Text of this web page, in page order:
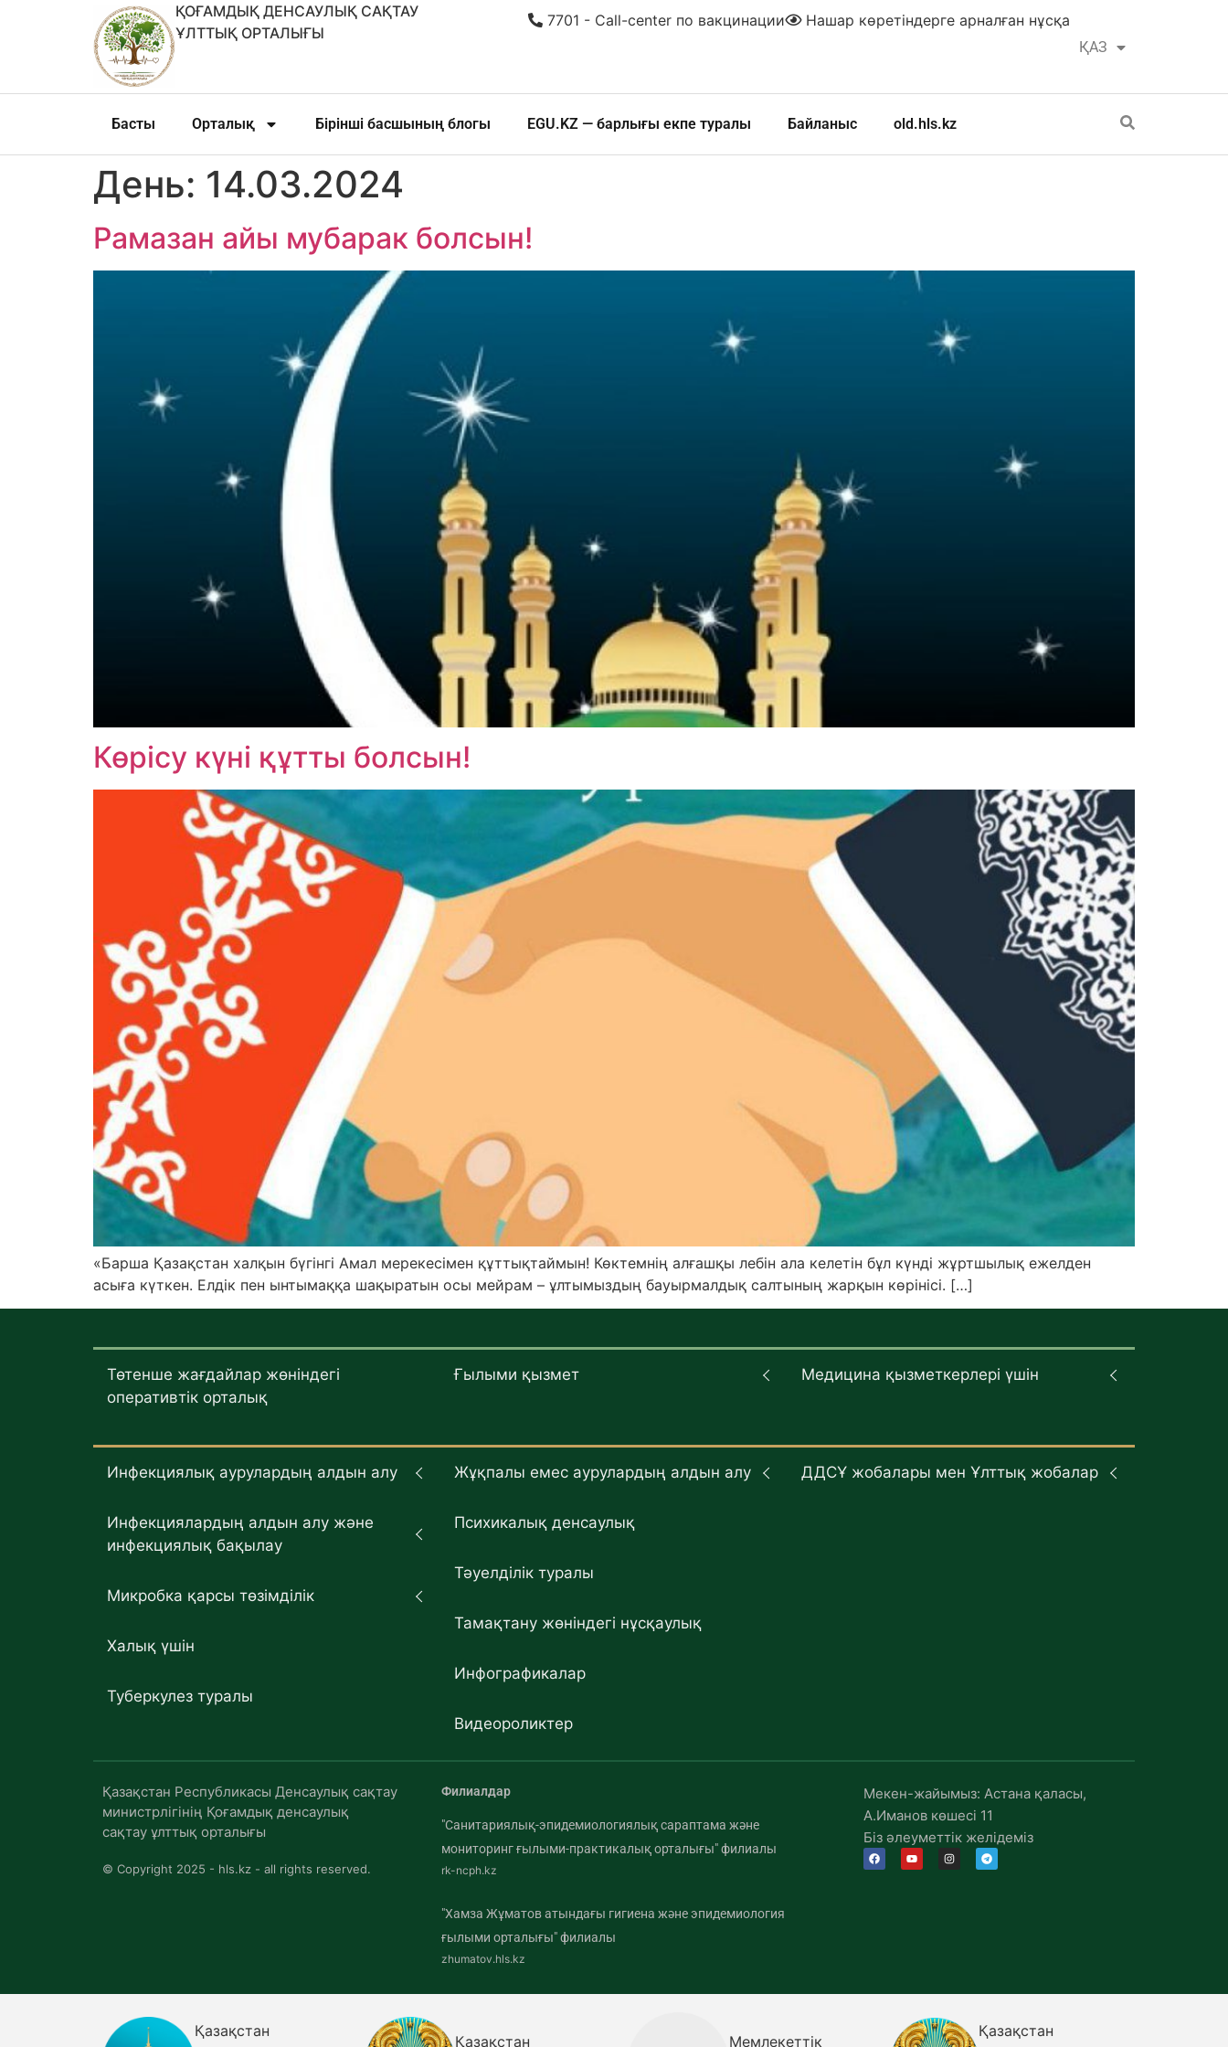
ҚОҒАМДЫҚ ДЕНСАУЛЫҚ САҚТАУ
ҰЛТТЫҚ ОРТАЛЫҒЫ
ҚАЗ
РУС
Нашар көретіндерге арналған нұсқа
7701 - Call-center по вакцинации
Басты Орталық Бірінші басшының блогы EGU.KZ — барлығы екпе туралы Байланыс old.hls.kz
День: 14.03.2024
Рамазан айы мубарак болсын!
Көрісу күні құтты болсын!
«Барша Қазақстан халқын бүгінгі Амал мерекесімен құттықтаймын! Көктемнің алғашқы лебін ала келетін бұл күнді жұртшылық ежелден
асыға күткен. Елдік пен ынтымаққа шақыратын осы мейрам – ұлтымыздың бауырмалдық салтының жарқын көрінісі. […]
Төтенше жағдайлар жөніндегі
оперативтік орталық
Ғылыми қызмет Медицина қызметкерлері үшін
Инфекциялық аурулардың алдын алу
Инфекциялардың алдын алу және
инфекциялық бақылау
Микробка қарсы төзімділік
Халық үшін
Туберкулез туралы
Жұқпалы емес аурулардың алдын алу
Психикалық денсаулық
Тәуелділік туралы
Тамақтану жөніндегі нұсқаулық
Инфографикалар
Видеороликтер
ДДСҰ жобалары мен Ұлттық жобалар
Қазақстан Республикасы Денсаулық сақтау
министрлігінің Қоғамдық денсаулық
сақтау ұлттық орталығы
© Copyright 2025 - hls.kz - all rights reserved.
Филиалдар
"Санитариялық-эпидемиологиялық сараптама және
мониторинг ғылыми-практикалық орталығы" филиалы
rk-ncph.kz
"Хамза Жұматов атындағы гигиена және эпидемиология
ғылыми орталығы" филиалы
zhumatov.hls.kz
Мекен-жайымыз: Астана қаласы,
А.Иманов көшесі 11
Біз әлеуметтік желідеміз
Қазақстан
Қазақстан Мемлекеттік
Қазақстан